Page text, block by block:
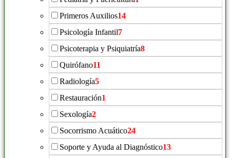
Primeros Auxilios14
Psicología Infantil7
Psicoterapia y Psiquiatría8
Quirófano11
Radiología5
Restauración1
Sexología2
Socorrismo Acuático24
Soporte y Ayuda al Diagnóstico13